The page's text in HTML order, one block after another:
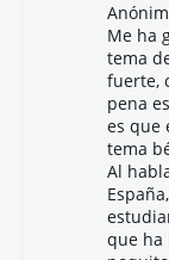
Me ha
tema
fuerte,
pena
es que
tema
Al
que ha